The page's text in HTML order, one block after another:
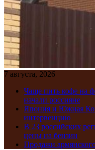
7 августа, 2026
Чаще пить кофе на
начали россияне
Япония и Южная
интервенцию
В 23 российских
цены на бензин
Продажи